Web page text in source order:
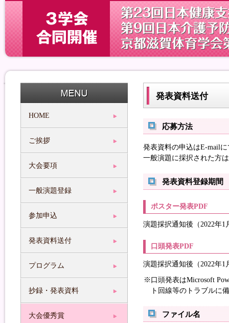
HOME
ご挨拶
大会要項
一般演題登録
参加申込
発表資料送付
プログラム
抄録・発表資料
大会優秀賞
発表資料送付
応募方法
発表資料の申込はE-mail
一般演題に採択された方
発表資料登録期間
ポスター発表PDF
演題採択通知後（2022年1
口頭発表PDF
演題採択通知後（2022年1
口頭発表はMicrosoft
ト回線等のトラブルに
ファイル名